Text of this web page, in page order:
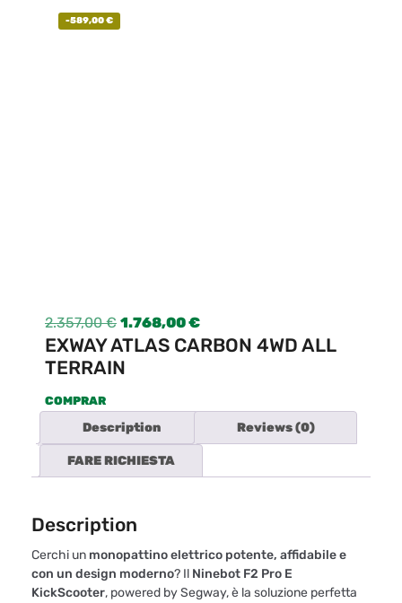
-589,00€
2.357,00€ 1.768,00€
EXWAY ATLAS CARBON 4WD ALL
TERRAIN
COMPRAR
Description Reviews (0)
FARE RICHIESTA
Description
Cerchi un monopattino elettrico potente, affidabile e
con un design moderno? Il Ninebot F2 Pro E
KickScooter, powered by Segway, è la soluzione perfetta